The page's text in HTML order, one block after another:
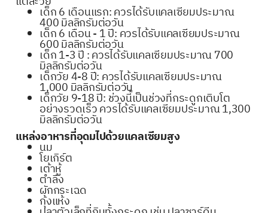
เด็ก 6 เดือนแรก: ควรได้รับแคลเซียมประมาณ
400 มิลลิกรัมต่อวัน
เด็ก 6 เดือน - 1 ปี: ควรได้รับแคลเซียมประมาณ
600 มิลลิกรัมต่อวัน
เด็ก 1-3 ปี : ควรได้รับแคลเซียมประมาณ 700
มิลลิกรัมต่อวัน
เด็กวัย 4-8 ปี: ควรได้รับแคลเซียมประมาณ
1,000 มิลลิกรัมต่อวัน
เด็กวัย 9-18 ปี: ช่วงนี้เป็นช่วงที่กระดูกเติบโต
อย่างรวดเร็ว ควรได้รับแคลเซียมประมาณ 1,300
มิลลิกรัมต่อวัน
แหล่งอาหารที่อุดมไปด้วยแคลเซียมสูง
นม
โยเกิร์ต
เต้าหู้
ตำลึง
ผักกระเฉด
กุ้งแห้ง